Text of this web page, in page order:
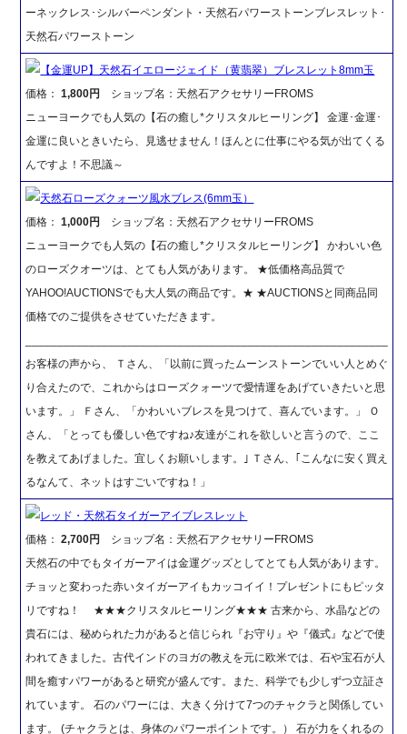
ーネックレス･シルバーペンダント・天然石パワーストーンブレスレット･
天然石パワーストーン
【金運UP】天然石イエロージェイド（黄翡翠）ブレスレット8mm玉
価格：1,800円
ショップ名：天然石アクセサリーFROMS
ニューヨークでも人気の【石の癒し*クリスタルヒーリング】 金運･金運･
金運に良いときいたら、見逃せません！ほんとに仕事にやる気が出てくる
んですよ！不思議～
天然石ローズクォーツ風水ブレス(6mm玉）
価格：1,000円
ショップ名：天然石アクセサリーFROMS
ニューヨークでも人気の【石の癒し*クリスタルヒーリング】 かわいい色
のローズクオーツは、とても人気があります。 ★低価格高品質で
YAHOO!AUCTIONSでも大人気の商品です。★ ★AUCTIONSと同商品同
価格でのご提供をさせていただきます。
お客様の声から、 Ｔさん、「以前に買ったムーンストーンでいい人とめぐ
り合えたので、これからはローズクォーツで愛情運をあげていきたいと思
います。」 Ｆさん、「かわいいブレスを見つけて、喜んでいます。」 Ｏ
さん、「とっても優しい色ですね♪友達がこれを欲しいと言うので、ここ
を教えてあげました。宜しくお願いします。｣ Ｔさん、｢こんなに安く買え
るなんて、ネットはすごいですね！」
レッド・天然石タイガーアイブレスレット
価格：2,700円
ショップ名：天然石アクセサリーFROMS
天然石の中でもタイガーアイは金運グッズとしてとても人気があります。
チョッと変わった赤いタイガーアイもカッコイイ！プレゼントにもピッタ
リですね！ ★★★クリスタルヒーリング★★★ 古来から、水晶などの
貴石には、秘められた力があると信じられ『お守り』や『儀式』などで使
われてきました。古代インドのヨガの教えを元に欧米では、石や宝石が人
間を癒すパワーがあると研究が盛んです。また、科学でも少しずつ立証さ
れています。 石のパワーには、大きく分けて7つのチャクラと関係してい
ます。 (チャクラとは、身体のパワーポイントです。） 石が力をくれるの